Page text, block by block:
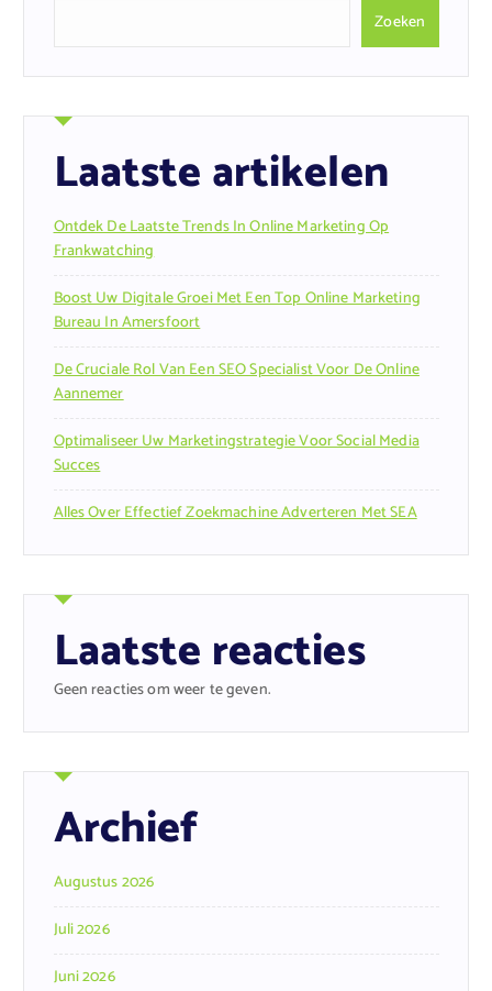
Zoeken
Laatste artikelen
Ontdek De Laatste Trends In Online Marketing Op
Frankwatching
Boost Uw Digitale Groei Met Een Top Online Marketing
Bureau In Amersfoort
De Cruciale Rol Van Een SEO Specialist Voor De Online
Aannemer
Optimaliseer Uw Marketingstrategie Voor Social Media
Succes
Alles Over Effectief Zoekmachine Adverteren Met SEA
Laatste reacties
Geen reacties om weer te geven.
Archief
Augustus 2026
Juli 2026
Juni 2026